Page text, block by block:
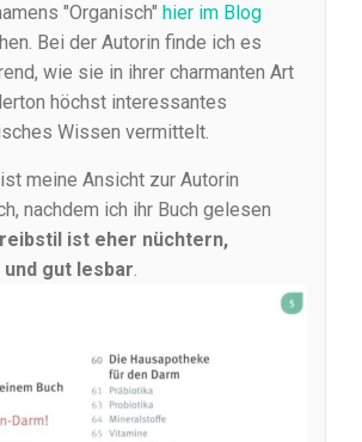
"Organisch" hier im Blog
Bei der Autorin finde ich es
wie sie in ihrer charmanten Art
höchst interessantes
Wissen vermittelt.
meine Ansicht zur Autorin
nachdem ich ihr Buch gelesen
ist eher nüchtern,
gut lesbar.